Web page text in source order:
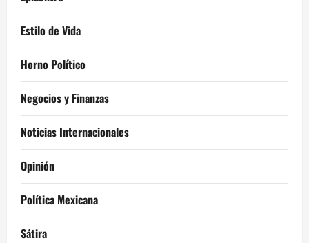
Estilo de Vida
Horno Político
Negocios y Finanzas
Noticias Internacionales
Opinión
Política Mexicana
Sátira